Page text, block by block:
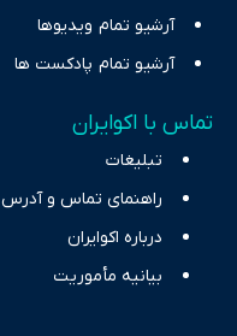
آرشیو تمام ویدیوها
آرشیو تمام پادکست ها
تماس با اکوایران
تبلیغات
راهنمای تماس و آدرس
درباره اکوایران
بیانیه مأموریت